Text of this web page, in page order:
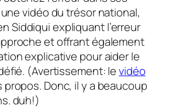
vidéo du trésor national,
Siddiqui expliquant l’erreur
et offrant également
explicative pour aider le
(Avertissement: levidéo
Donc, il y a beaucoup
duh!)